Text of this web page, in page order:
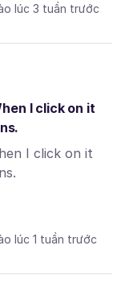
lúc 3 tuần trước
I click on it
I click on it
lúc 1 tuần trước